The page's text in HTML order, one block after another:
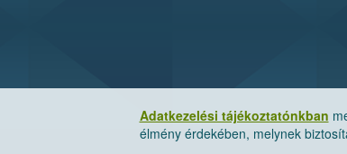
Adatkezelési tájékoztatónkban
élmény érdekében, melynek